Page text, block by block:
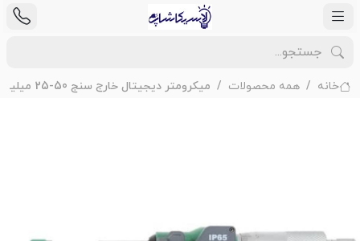
خانه همه محصولات میکرومتر دیجیتال خارج سنج 50-25 میلیمتر اینسایز مدل 50-3108